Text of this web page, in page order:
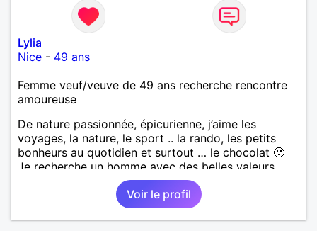
Lylia
Nice - 49 ans
Femme veuf/veuve de 49 ans recherche rencontre
amoureuse
De nature passionnée, épicurienne, j’aime les
voyages, la nature, le sport .. la rando, les petits
bonheurs au quotidien et surtout … le chocolat 🙂
Je recherche un homme avec des belles valeurs,
respectueux, bienveillant. Une jolie rencontre, un
feeling, une connexion, pour vivre une belle histoire
d’amour et profiter de ce que la vie peut nous offrir
de plus beau en retour. Je tiens à préciser, que je
Voir le profil